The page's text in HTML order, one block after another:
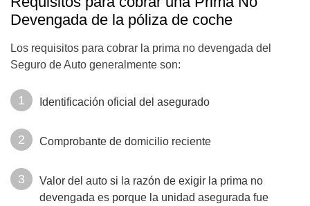
Devengada de la póliza de coche
Los requisitos para cobrar la prima no devengada del
Seguro de Auto generalmente son:
Identificación oficial del asegurado
Comprobante de domicilio reciente
Valor del auto si la razón de exigir la prima no
devengada es porque la unidad asegurada fue